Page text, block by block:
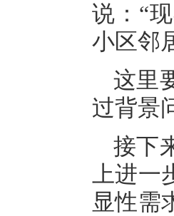
说：“
小区邻
这里
过背景
接下
上进
显性需